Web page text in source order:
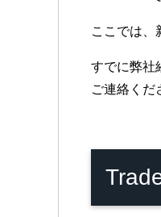
ここでは、
すでに弊社
ご連絡くだ